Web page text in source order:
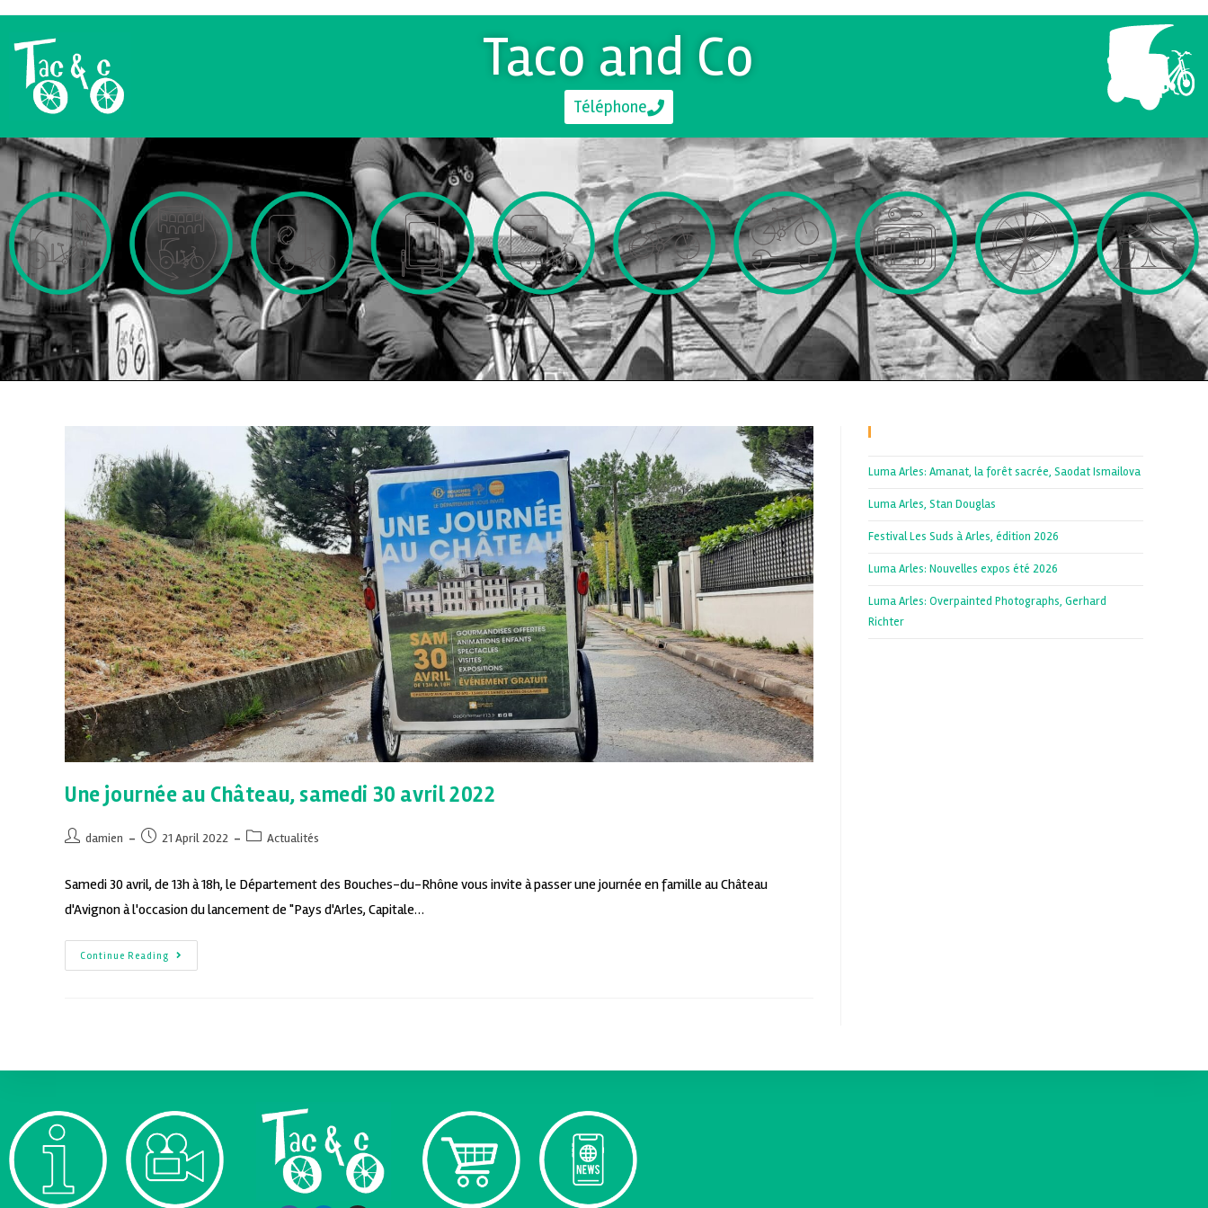
Taco and Co
Téléphone
Une journée au Château, samedi 30 avril 2022
damien 21 April 2022 Actualités
Samedi 30 avril, de 13h à 18h, le Département des Bouches-du-Rhône vous invite à passer une journée en famille au Château
d'Avignon à l'occasion du lancement de "Pays d'Arles, Capitale…
Continue Reading
Luma Arles: Amanat, la forêt sacrée, Saodat Ismailova
Luma Arles, Stan Douglas
Festival Les Suds à Arles, édition 2026
Luma Arles: Nouvelles expos été 2026
Luma Arles: Overpainted Photographs, Gerhard
Richter